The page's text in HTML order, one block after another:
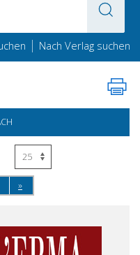
| Nach Verlag suchen
»